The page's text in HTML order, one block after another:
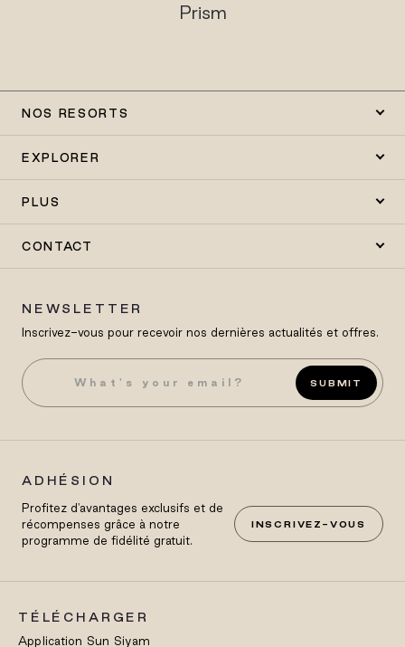
Prism
NOS RESORTS
EXPLORER
PLUS
CONTACT
NEWSLETTER
Inscrivez-vous pour recevoir nos dernières actualités et offres.
SUBMIT
ADHÉSION
Profitez d'avantages exclusifs et de
récompenses grâce à notre
programme de fidélité gratuit.
INSCRIVEZ-VOUS
TÉLÉCHARGER
Application Sun Siyam